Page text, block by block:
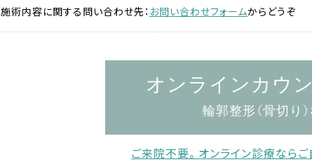
施術内容に関する問い合わせ先： お問い合わせフォームからどうぞ
オンラインカウン
輪郭整形（骨切り
ご来院不要。オンライン診療なら